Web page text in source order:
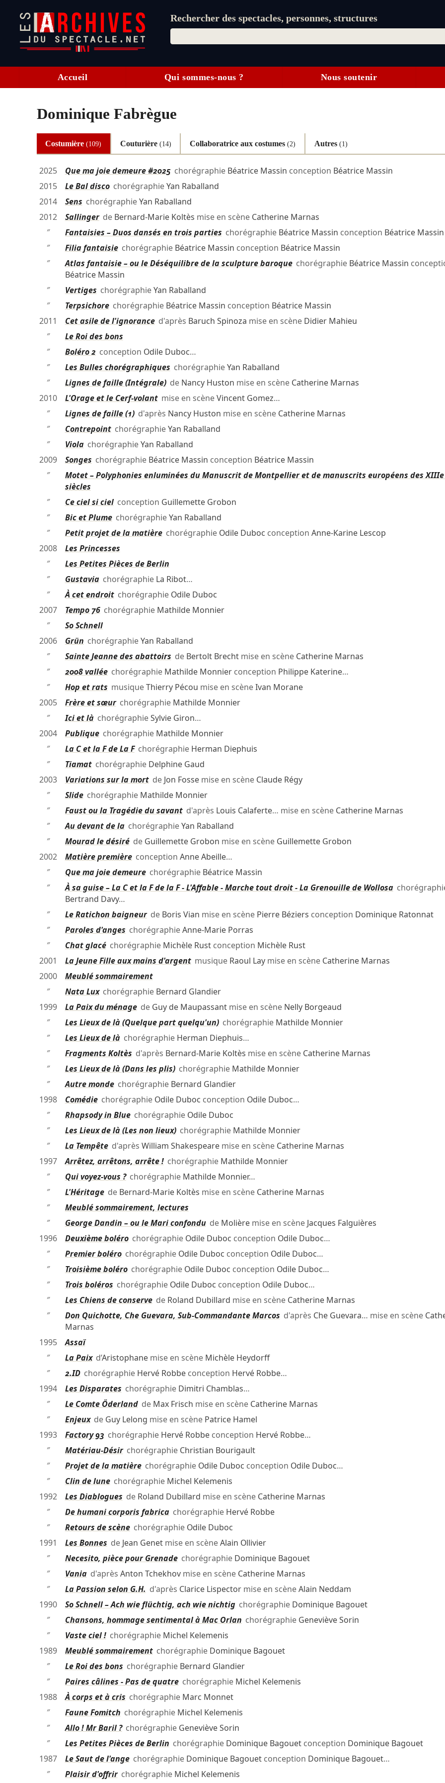
Rechercher des spectacles, personnes, structures
Accueil Qui sommes-nous ? Nous soutenir
Dominique Fabrègue
Costumière(109) Couturière (14) Collaboratrice aux costumes(2) Autres (1)
2025 Que ma joie demeure #2025 chorégraphie Béatrice Massin conception Béatrice Massin
2015
Le Bal discochorégraphieYan Raballand
2014
Sens chorégraphieYan Raballand
2012
Sallingerde Bernard-Marie Koltès mise en scène Catherine Marnas
″
Fantaisies – Duos dansés en trois parties chorégraphie Béatrice Massin conception Béatrice Massin
″
Filia fantaisiechorégraphie Béatrice Massin conception Béatrice Massin
″
Atlas fantaisie – ou le Déséquilibre de la sculpture baroquechorégraphie Béatrice Massin
Béatrice Massin
″
Vertiges chorégraphieYan Raballand
″
Terpsichorechorégraphie Béatrice Massin conception Béatrice Massin
2011
Cet asile de l'ignoranced'après Baruch Spinoza mise en scène Didier Mahieu
″
Le Roi des bons
″
Boléro 2 conception Odile Duboc…
″
Les Bulles chorégraphiques chorégraphieYan Raballand
″
Lignes de faille (Intégrale)de Nancy Huston mise en scène Catherine Marnas
2010
L'Orage et le Cerf-volantmise en scèneVincent Gomez…
″
Lignes de faille (1)d'après Nancy Huston mise en scène Catherine Marnas
″
ContrepointchorégraphieYan Raballand
″
ViolachorégraphieYan Raballand
2009
Songes chorégraphie Béatrice Massin conception Béatrice Massin
″
Motet – Polyphonies enluminées du Manuscrit de Montpellier et de manuscrits européens des XIIIe
siècles
″
Ce ciel si cielconception Guillemette Grobon
″
Bic et PlumechorégraphieYan Raballand
″
Petit projet de la matièrechorégraphie Odile Duboc conception Anne-Karine Lescop
2008
Les Princesses
″
Les Petites Pièces de Berlin
″
Gustaviachorégraphie La Ribot…
″
À cet endroitchorégraphie Odile Duboc
2007
Tempo 76chorégraphie Mathilde Monnier
″
So Schnell
2006
Grün chorégraphieYan Raballand
″
Sainte Jeanne des abattoirs de Bertolt Brechtmise en scène Catherine Marnas
″
2008 valléechorégraphie Mathilde Monnierconception Philippe Katerine…
″
Hop et rats musiqueThierry Pécou mise en scèneIvan Morane
2005
Frère et sœurchorégraphie Mathilde Monnier
″
Ici et làchorégraphieSylvie Giron…
2004
Publiquechorégraphie Mathilde Monnier
″
La C et la F de La Fchorégraphie Herman Diephuis
″
Tiamatchorégraphie Delphine Gaud
2003
Variations sur la mortde Jon Fossemise en scène Claude Régy
″
Slidechorégraphie Mathilde Monnier
″
Faust ou la Tragédie du savantd'après Louis Calaferte… mise en scène Catherine Marnas
″
Au devant de lachorégraphieYan Raballand
″
Mourad le désiréde Guillemette Grobon mise en scène Guillemette Grobon
2002
Matière premièreconception Anne Abeille…
″
Que ma joie demeurechorégraphie Béatrice Massin
″
À sa guise – La C et la F de la F - L'Affable - Marche tout droit - La Grenouille de Wollosa
Bertrand Davy…
″
Le Ratichon baigneurde Boris Vian mise en scène Pierre Béziers conception Dominique Ratonnat
″
Paroles d'anges chorégraphieAnne-Marie Porras
″
Chat glacéchorégraphie Michèle Rustconception Michèle Rust
2001
La Jeune Fille aux mains d'argentmusique Raoul Laymise en scène Catherine Marnas
2000
Meublé sommairement
″
Nata Luxchorégraphie Bernard Glandier
1999
La Paix du ménagede Guy de Maupassantmise en scène Nelly Borgeaud
″
Les Lieux de là (Quelque part quelqu'un)chorégraphie Mathilde Monnier
″
Les Lieux de làchorégraphie Herman Diephuis…
″
Fragments Koltès d'après Bernard-Marie Koltès mise en scène Catherine Marnas
″
Les Lieux de là (Dans les plis)chorégraphie Mathilde Monnier
″
Autre mondechorégraphie Bernard Glandier
1998
Comédiechorégraphie Odile Duboc conception Odile Duboc…
″
Rhapsody in Bluechorégraphie Odile Duboc
″
Les Lieux de là (Les non lieux)chorégraphie Mathilde Monnier
″
La Tempêted'après William Shakespearemise en scène Catherine Marnas
1997
Arrêtez, arrêtons, arrête !chorégraphie Mathilde Monnier
″
Qui voyez-vous ?chorégraphie Mathilde Monnier…
″
L'Héritagede Bernard-Marie Koltès mise en scène Catherine Marnas
″
Meublé sommairement, lectures
″
George Dandin – ou le Mari confondude Molièremise en scène Jacques Falguières
1996
Deuxième bolérochorégraphie Odile Duboc conception Odile Duboc…
″
Premier bolérochorégraphie Odile Duboc conception Odile Duboc…
″
Troisième bolérochorégraphie Odile Duboc conception Odile Duboc…
″
Trois boléros chorégraphie Odile Duboc conception Odile Duboc…
″
Les Chiens de conservede Roland Dubillard mise en scène Catherine Marnas
″
Don Quichotte, Che Guevara, Sub-Commandante Marcos d'après Che Guevara… mise en scène
Marnas
1995
Assaï
″
La Paixd’Aristophanemise en scène Michèle Heydorff
″
2.IDchorégraphie Hervé Robbeconception Hervé Robbe…
1994
Les Disparates chorégraphie Dimitri Chamblas…
″
Le Comte Öderlandde Max Frisch mise en scène Catherine Marnas
″
Enjeuxde Guy Lelong mise en scène Patrice Hamel
1993
Factory 93 chorégraphie Hervé Robbeconception Hervé Robbe…
″
Matériau-Désirchorégraphie Christian Bourigault
″
Projet de la matièrechorégraphie Odile Duboc conception Odile Duboc…
″
Clin de lunechorégraphie Michel Kelemenis
1992
Les Diablogues de Roland Dubillard mise en scène Catherine Marnas
″
De humani corporis fabricachorégraphie Hervé Robbe
″
Retours de scènechorégraphie Odile Duboc
1991
Les Bonnes de Jean Genetmise en scèneAlain Ollivier
″
Necesito, pièce pour Grenadechorégraphie Dominique Bagouet
″
Vaniad'après Anton Tchekhovmise en scène Catherine Marnas
″
La Passion selon G.H. d'après Clarice Lispectormise en scèneAlain Neddam
1990
So Schnell – Ach wie flüchtig, ach wie nichtigchorégraphie Dominique Bagouet
″
Chansons, hommage sentimental à Mac Orlan chorégraphie Geneviève Sorin
″
Vaste ciel !chorégraphie Michel Kelemenis
1989
Meublé sommairementchorégraphie Dominique Bagouet
″
Le Roi des bons chorégraphie Bernard Glandier
″
Paires câlines - Pas de quatrechorégraphie Michel Kelemenis
1988
À corps et à cris chorégraphie Marc Monnet
″
Faune Fomitch chorégraphie Michel Kelemenis
″
Allo ! Mr Baril ?chorégraphie Geneviève Sorin
″
Les Petites Pièces de Berlin chorégraphie Dominique Bagouetconception Dominique Bagouet
1987
Le Saut de l'angechorégraphie Dominique Bagouetconception Dominique Bagouet…
″
Plaisir d'offrirchorégraphie Michel Kelemenis